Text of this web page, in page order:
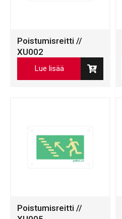
Poistumisreitti //
XU002
Lue lisää
Poistumisreitti //